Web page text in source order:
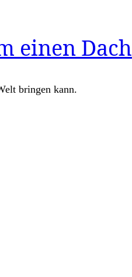
einen Dach
bringen kann.